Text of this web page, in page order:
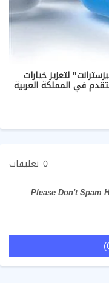
لتعزيز خيارات
في المملكة العربية
0 تعليقات
* Please Don't